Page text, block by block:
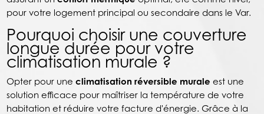
pour votre logement principal ou secondaire dans le Var.
Pourquoi choisir une couverture
longue durée pour votre
climatisation murale ?
Opter pour uneclimatisation réversible murale est une
solution efficace pour maîtriser la température de votre
habitation et réduire votre facture d'énergie. Grâce à la